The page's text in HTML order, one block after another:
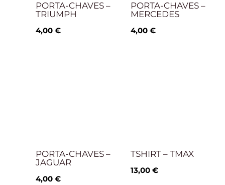
PORTA-CHAVES –
TRIUMPH
4,00 €
PORTA-CHAVES –
MERCEDES
4,00 €
PORTA-CHAVES –
JAGUAR
4,00 €
TSHIRT – TMAX
13,00 €